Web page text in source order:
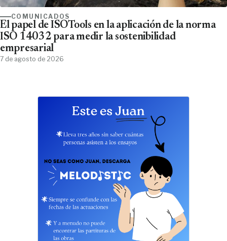
COMUNICADOS
El papel de ISOTools en la aplicación de la norma
ISO 14032 para medir la sostenibilidad
empresarial
7 de agosto de 2026